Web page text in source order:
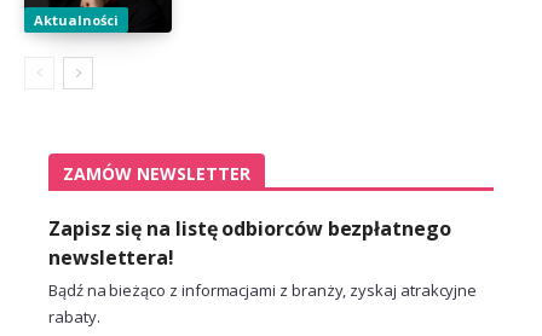
Aktualności
ZAMÓW NEWSLETTER
Zapisz się na listę odbiorców bezpłatnego
newslettera!
Bądź na bieżąco z informacjami z branży, zyskaj atrakcyjne
rabaty.